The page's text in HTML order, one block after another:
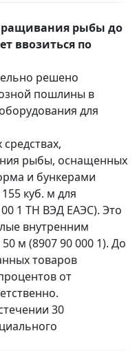
рыбы до
ввозиться по
решено
пошлины в
для
рыбы, оснащенных
и бункерами
куб. м для
1 ТН ВЭД ЕАЭС). Это
внутренним
м (8907 90 000 1). До
товаров
от
30